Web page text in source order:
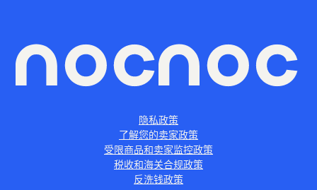
隐私政策
了解您的卖家政策
受限商品和卖家监控政策
税收和海关合规政策
反洗钱政策